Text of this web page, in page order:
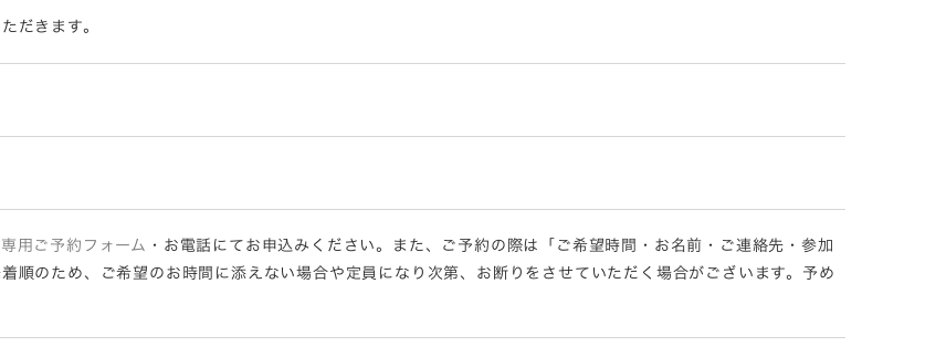
だきます。
用ご予約フォーム ・お電話にてお申込みください。また、ご予約の際は「ご希望時間・お名前・ご連絡先・参加
順のため、ご希望のお時間に添えない場合や定員になり次第、お断りをさせていただく場合がございます。予め